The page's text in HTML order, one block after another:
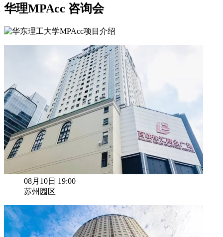
华理MPAcc 咨询会
08月10日 19:00
苏州园区